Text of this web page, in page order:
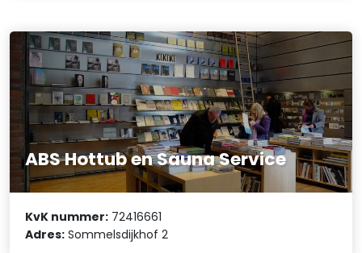
ABS Hottub en Sauna Service
KvK nummer: 72416661
Adres: Sommelsdijkhof 2